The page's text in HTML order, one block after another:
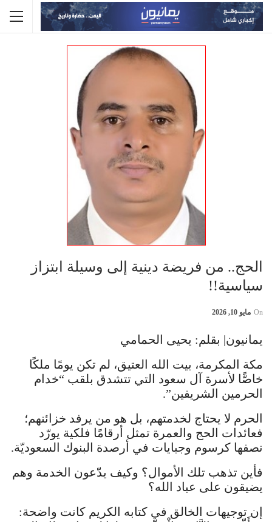
الحج.. من فريضة دينية إلى وسيلة ابتزاز
سياسية!!
On مايو 10, 2026
يمانيون| بقلم: يحيى الحمامي
مكة المكرمة، بيت الله العتيق، لم تكن يومًا ملكًا
خاصًّا لأسرة آل سعود التي تتشدق بلقب “خدام
الحرمين الشريفين”.
الحرم لا يحتاج لخدمتهم، بل هو من يرفد خزائنهم؛
فعائدات الحج والعمرة تمثل أرقامًا فلكية يورّد
نصفها كرسوم وجبايات في أرصدة البنوك السعوديّة.
فأين تذهب تلك الأموال؟ وكيف يدّعون الخدمة وهم
يضيقون على عباد الله؟
إن توجيهات الخالق في كتابه الكريم كانت واضحة: